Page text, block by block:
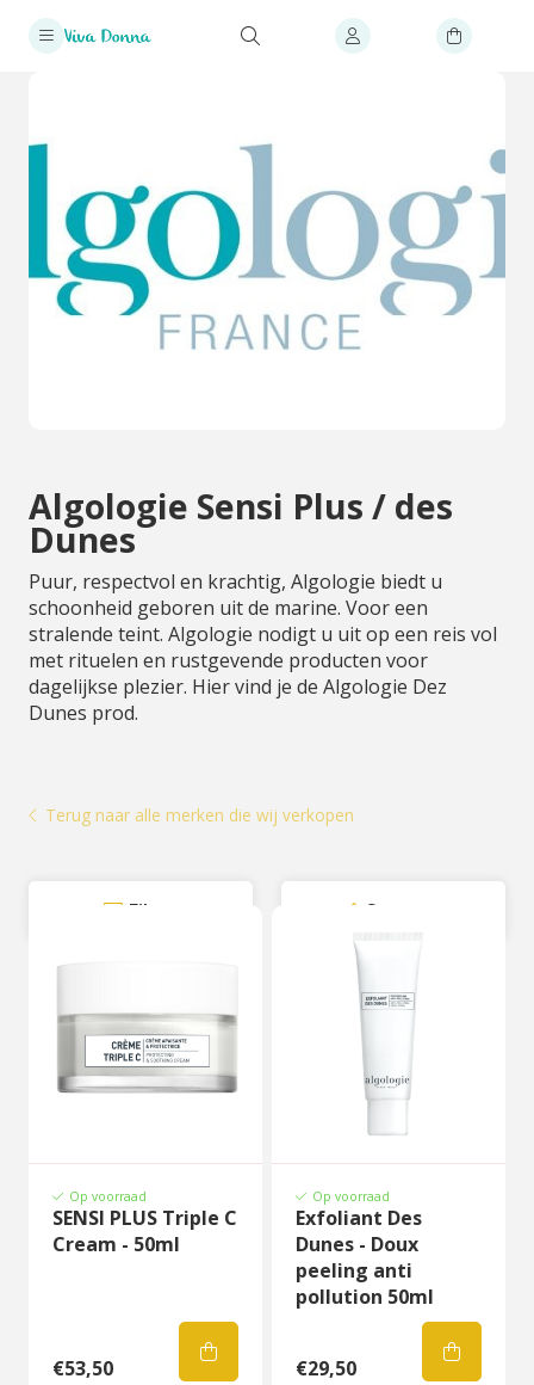
Algologie Sensi Plus / des
Dunes
Puur, respectvol en krachtig, Algologie biedt u
schoonheid geboren uit de marine. Voor een
stralende teint. Algologie nodigt u uit op een reis vol
met rituelen en rustgevende producten voor
dagelijkse plezier. Hier vind je de Algologie Dez
Dunes prod.
Terug naar alle merken die wij verkopen
Filter Sorteer
Op voorraad
SENSI PLUS Triple C
Cream - 50ml
€53,50
Op voorraad
Exfoliant Des
Dunes - Doux
peeling anti
pollution 50ml
€29,50